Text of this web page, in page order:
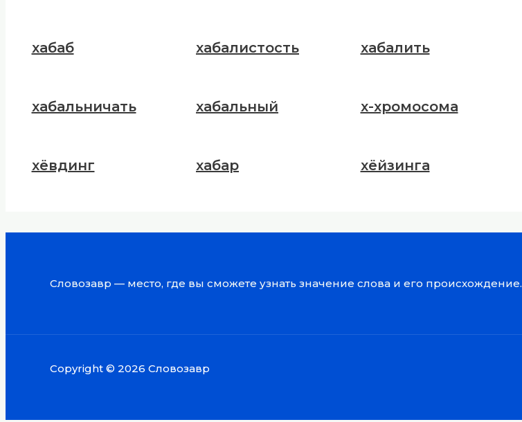
хабаб хабалистость хабалить
хабальничать хабальный х-хромосома
хёвдинг хабар хёйзинга
Словозавр — место, где вы сможете узнать значение слова и его происхождение.
Copyright © 2026 Словозавр